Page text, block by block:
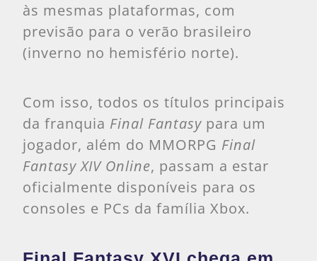
às mesmas plataformas, com
previsão para o verão brasileiro
(inverno no hemisfério norte).
Com isso, todos os títulos principais
da franquia Final Fantasy para um
jogador, além do MMORPG Final
Fantasy XIV Online, passam a estar
oficialmente disponíveis para os
consoles e PCs da família Xbox.